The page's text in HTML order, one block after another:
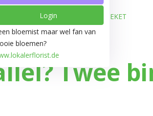
Login
bloemist maar wel fan van
bloemen?
VOOR ELK BOEKET
Twee